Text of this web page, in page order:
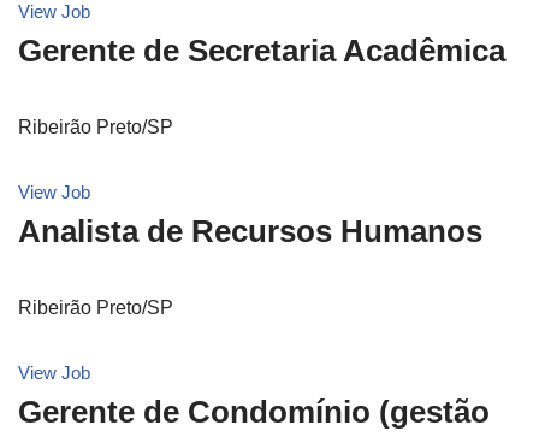
View Job
Gerente de Secretaria Acadêmica
Ribeirão Preto/SP
View Job
Analista de Recursos Humanos
Ribeirão Preto/SP
View Job
Gerente de Condomínio (gestão